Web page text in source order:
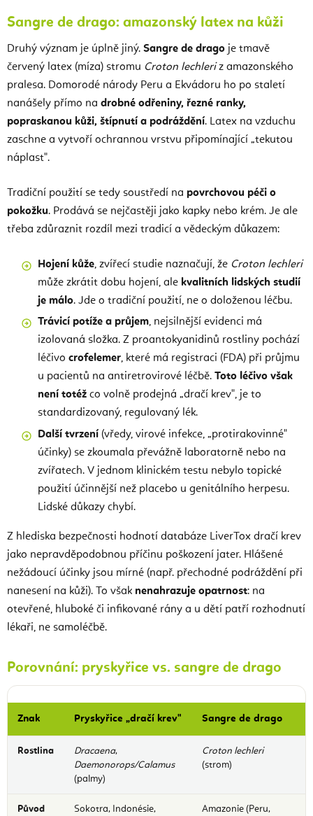
Sangre de drago: amazonský latex na kůži
Druhý význam je úplně jiný. Sangre de drago je tmavě
červený latex (míza) stromu Croton lechleriz amazonského
pralesa. Domorodé národy Peru a Ekvádoru ho po staletí
nanášely přímo na drobné odřeniny, řezné ranky,
popraskanou kůži, štípnutí a podráždění. Latex na vzduchu
zaschne a vytvoří ochrannou vrstvu připomínající „tekutou
náplast".
Tradiční použití se tedy soustředí na povrchovou péči o
pokožku. Prodává se nejčastěji jako kapky nebo krém. Je ale
třeba zdůraznit rozdíl mezi tradicí a vědeckým důkazem:
Hojení kůže, zvířecí studie naznačují, že Croton lechleri
může zkrátit dobu hojení, ale kvalitních lidských studií
je málo. Jde o tradiční použití, ne o doloženou léčbu.
Trávicí potíže a průjem, nejsilnější evidenci má
izolovaná složka. Z proantokyanidinů rostliny pochází
léčivo crofelemer, které má registraci (FDA) při průjmu
u pacientů na antiretrovirové léčbě. Toto léčivo však
není totéž co volně prodejná „dračí krev", je to
standardizovaný, regulovaný lék.
Další tvrzení (vředy, virové infekce, „protirakovinné"
účinky) se zkoumala převážně laboratorně nebo na
zvířatech. V jednom klinickém testu nebylo topické
použití účinnější než placebo u genitálního herpesu.
Lidské důkazy chybí.
Z hlediska bezpečnosti hodnotí databáze LiverTox dračí krev
jako nepravděpodobnou příčinu poškození jater. Hlášené
nežádoucí účinky jsou mírné (např. přechodné podráždění při
nanesení na kůži). To však nenahrazuje opatrnost: na
otevřené, hluboké či infikované rány a u dětí patří rozhodnutí
lékaři, ne samoléčbě.
Porovnání: pryskyřice vs. sangre de drago
Znak Pryskyřice „dračí krev" Sangre de drago
Rostlina Dracaena,
Daemonorops/Calamus
(palmy)
Croton lechleri
(strom)
Původ
Sokotra, Indonésie,
Amazonie (Peru,